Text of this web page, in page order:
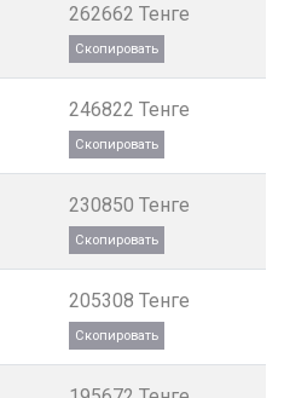
262662 Тенге
246822 Тенге
230850 Тенге
205308 Тенге